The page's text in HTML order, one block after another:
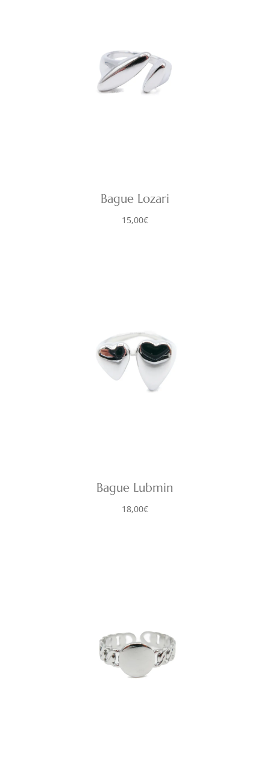
Bague Lozari
15,00€
Bague Lubmin
18,00€